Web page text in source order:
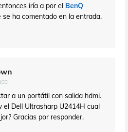
iría a por el BenQ
se ha comentado en la entrada.
a un portátil con salida hdmi.
el Dell Ultrasharp U2414H cual
Gracias por responder.